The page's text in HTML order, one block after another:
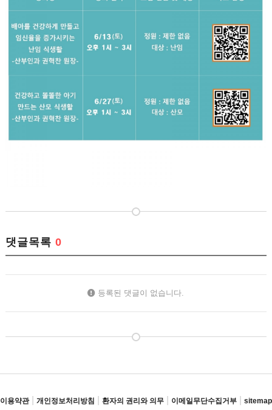
댓글목록0
등록된 댓글이 없습니다.
이용약관 개인정보처리방침 환자의 권리와 의무 이메일무단수집거부 sitemap